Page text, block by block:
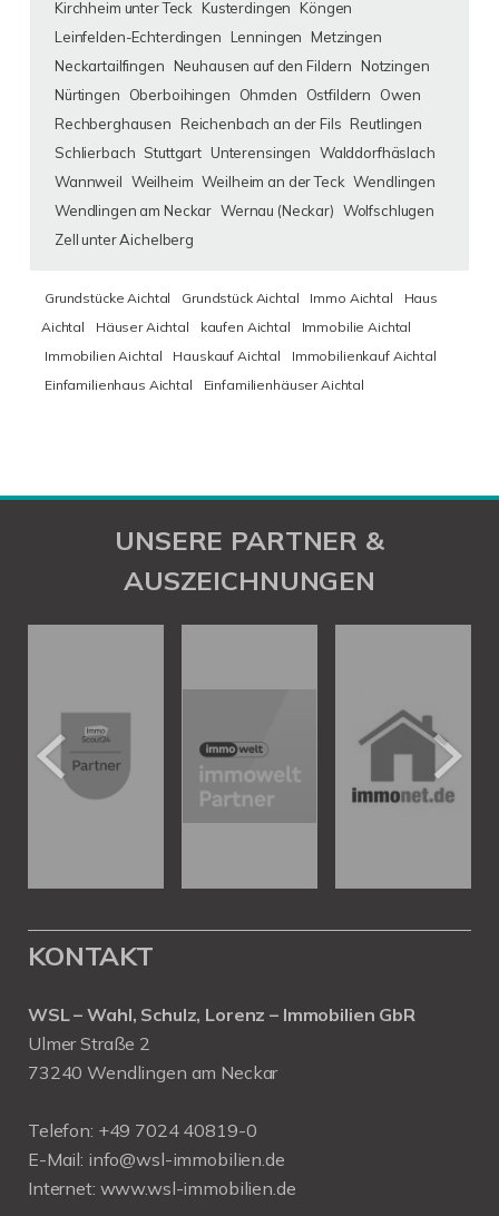
Kirchheim unter Teck Kusterdingen
Köngen
Leinfelden-Echterdingen
Lenningen
Metzingen
Neckartailfingen
Neuhausen auf den Fildern
Notzingen
Nürtingen
Oberboihingen Ohmden Ostfildern
Owen
Rechberghausen
Reichenbach an der Fils Reutlingen
Schlierbach Stuttgart Unterensingen Walddorfhäslach
Wannweil Weilheim Weilheim an der Teck Wendlingen
Wendlingen am Neckar Wernau (Neckar) Wolfschlugen
Zell unter Aichelberg
Grundstücke Aichtal Grundstück Aichtal Immo Aichtal
Haus
Aichtal
Häuser Aichtal kaufen Aichtal
Immobilie Aichtal
Immobilien Aichtal
Hauskauf Aichtal
Immobilienkauf Aichtal
Einfamilienhaus Aichtal
Einfamilienhäuser Aichtal
UNSERE PARTNER &
AUSZEICHNUNGEN
KONTAKT
WSL – Wahl, Schulz, Lorenz – Immobilien GbR
Ulmer Straße 2
73240 Wendlingen am Neckar
Telefon: +49 7024 40819-0
E-Mail: info@wsl-immobilien.de
Internet: www.wsl-immobilien.de